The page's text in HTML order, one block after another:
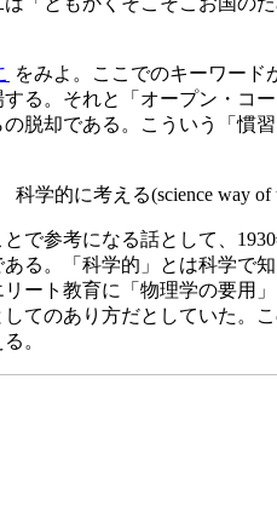
をみよ。ここでのキーワード
る。それと「オープン・コ
脱却である。こういう「慣
科学的に考える(science way of
参考になる話として、
る。「科学的」とは科学で
ート教育に「物理学の要用
てのあり方だとしていた
。